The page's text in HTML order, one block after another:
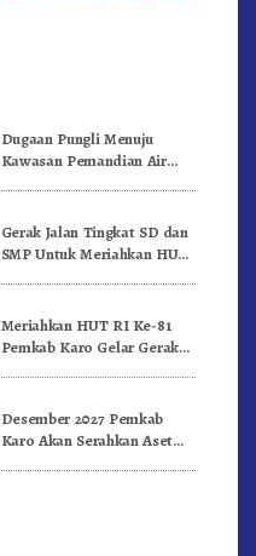
Dugaan Pungli Menuju
Kawasan Pemandian Air
Gerak Jalan Tingkat SD dan
SMP Untuk Meriahkan HUT
Meriahkan HUT RI Ke-81
Pemkab Karo Gelar Gerak
Desember 2027 Pemkab
Karo Akan Serahkan Aset